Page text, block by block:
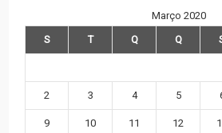
Março 2020
S
T Q Q
2 3 4 5
9 10 11 12